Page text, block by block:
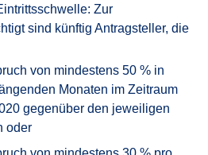
Zur
sind künftig Antragsteller, die
von mindestens 50 % in
Monaten im Zeitraum
gegenüber den jeweiligen
oder